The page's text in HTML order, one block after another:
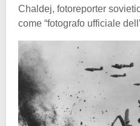
Chaldej, fotoreporter
come “fotografo ufficiale